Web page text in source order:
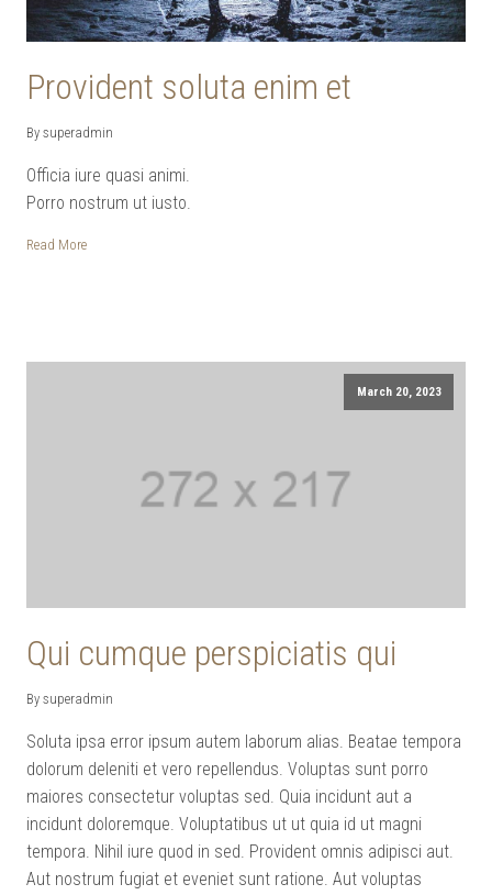
Provident soluta enim et
By superadmin
Officia iure quasi animi.
Porro nostrum ut iusto.
Read More
March 20, 2023
Qui cumque perspiciatis qui
By superadmin
Soluta ipsa error ipsum autem laborum alias. Beatae tempora
dolorum deleniti et vero repellendus. Voluptas sunt porro
maiores consectetur voluptas sed. Quia incidunt aut a
incidunt doloremque. Voluptatibus ut ut quia id ut magni
tempora. Nihil iure quod in sed. Provident omnis adipisci aut.
Aut nostrum fugiat et eveniet sunt ratione. Aut voluptas